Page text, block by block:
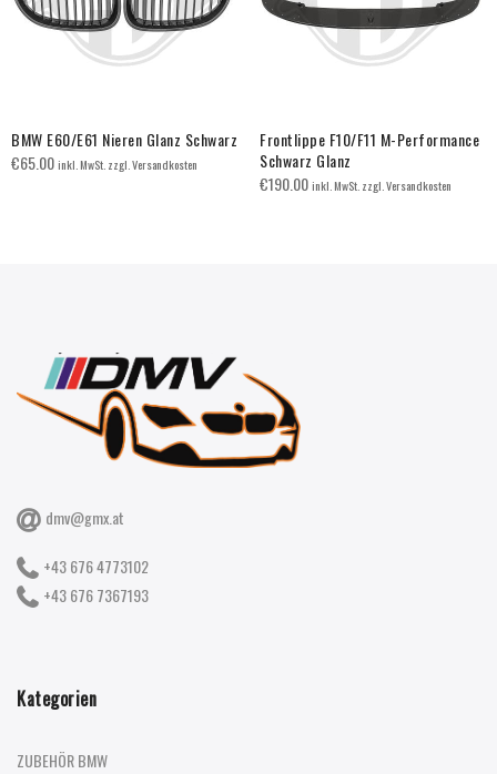
BMW E60/E61 Nieren Glanz Schwarz
€65.00inkl. MwSt. zzgl. Versandkosten
Frontlippe F10/F11 M-Performance
Schwarz Glanz
€190.00inkl. MwSt. zzgl. Versandkosten
dmv@gmx.at
+43 676 4773102
+43 676 7367193
Kategorien
ZUBEHÖR BMW